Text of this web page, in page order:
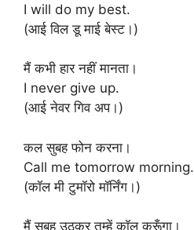
I will do my best.
(आई विल डू माई बेस्ट।)
मैं कभी हार नहीं मानता।
I never give up.
(आई नेवर गिव अप।)
कल सुबह फोन करना।
Call me tomorrow morning.
(कॉल मी टुमॉरो मॉर्निंग।)
मैं सुबह उठकर तुम्हें कॉल करूँगा।